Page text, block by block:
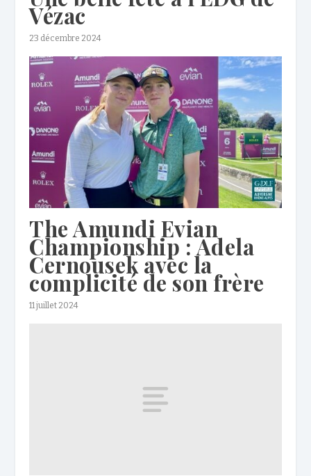
Vézac
23 décembre 2024
The Amundi Evian
Championship : Adela
Cernousek avec la
complicité de son frère
11 juillet 2024